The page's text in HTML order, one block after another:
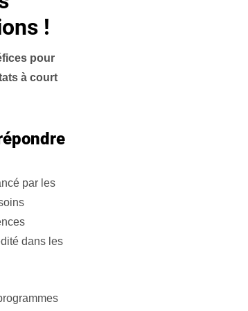
!
pour
à court
par les
dans les